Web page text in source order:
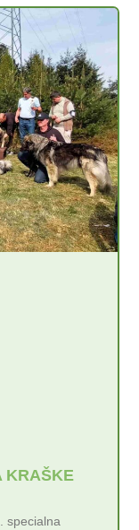
KRAŠKE
specialna